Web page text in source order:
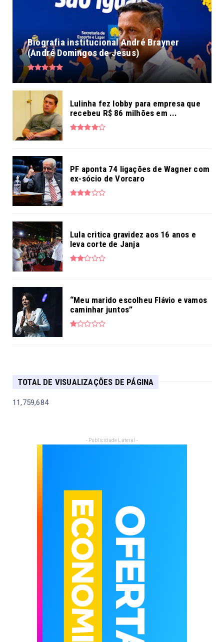
Biografia institucional André Brayner
(André Domingos de Jesus)
Lulinha fez lobby para empresa que
recebeu R$ 86 milhões em ...
PF aponta 74 ligações de Wagner com
ex-sócio de Vorcaro
Lula critica gravidez aos 16 anos e
leva corte de Janja
“Meu marido escolheu Flávio e vamos
caminhar juntos”
TOTAL DE VISUALIZAÇÕES DE PÁGINA
11,759,684
- Publicidade Lateral -